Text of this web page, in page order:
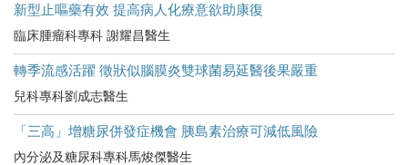
新型止嘔藥有效 提高病人化療意欲助康復
臨床腫瘤科專科 謝耀昌醫生
轉季流感活躍 徵狀似腦膜炎雙球菌易延醫後果嚴重
兒科專科劉成志醫生
「三高」增糖尿併發症機會 胰島素治療可減低風險
內分泌及糖尿科專科馬焌傑醫生